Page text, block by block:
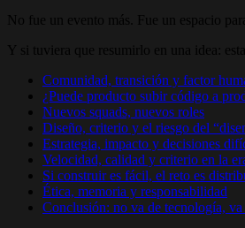
No fue un evento más. Fue un espacio
Y si tuviera que resumirlo en una idea:
Comunidad, transición y factor
¿Puede producto subir código a
Nuevos squads, nuevos roles
Diseño, criterio y el riesgo del
Estrategia, impacto y decisiones
Velocidad, calidad y criterio en la
Si construir es fácil, el reto es
Ética, memoria y responsabilidad
Conclusión: no va de tecnología,